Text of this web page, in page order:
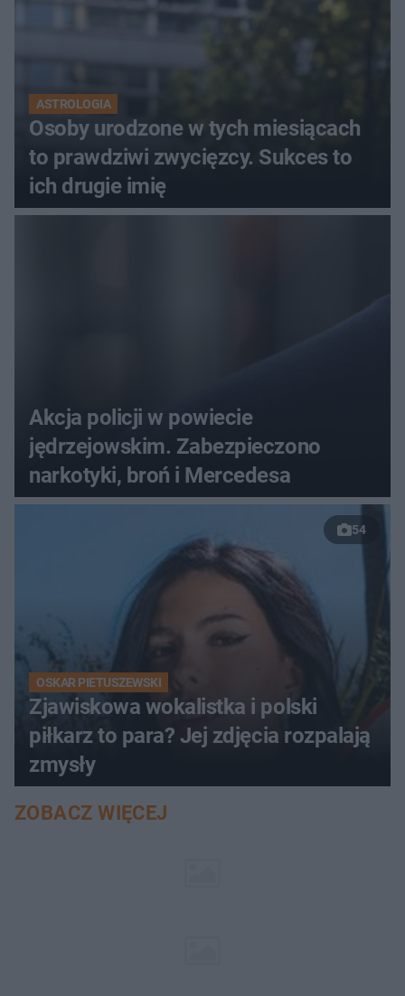
ASTROLOGIA
Osoby urodzone w tych miesiącach
to prawdziwi zwycięzcy. Sukces to
ich drugie imię
Akcja policji w powiecie
jędrzejowskim. Zabezpieczono
narkotyki, broń i Mercedesa
54
OSKAR PIETUSZEWSKI
Zjawiskowa wokalistka i polski
piłkarz to para? Jej zdjęcia rozpalają
zmysły
ZOBACZ WIĘCEJ